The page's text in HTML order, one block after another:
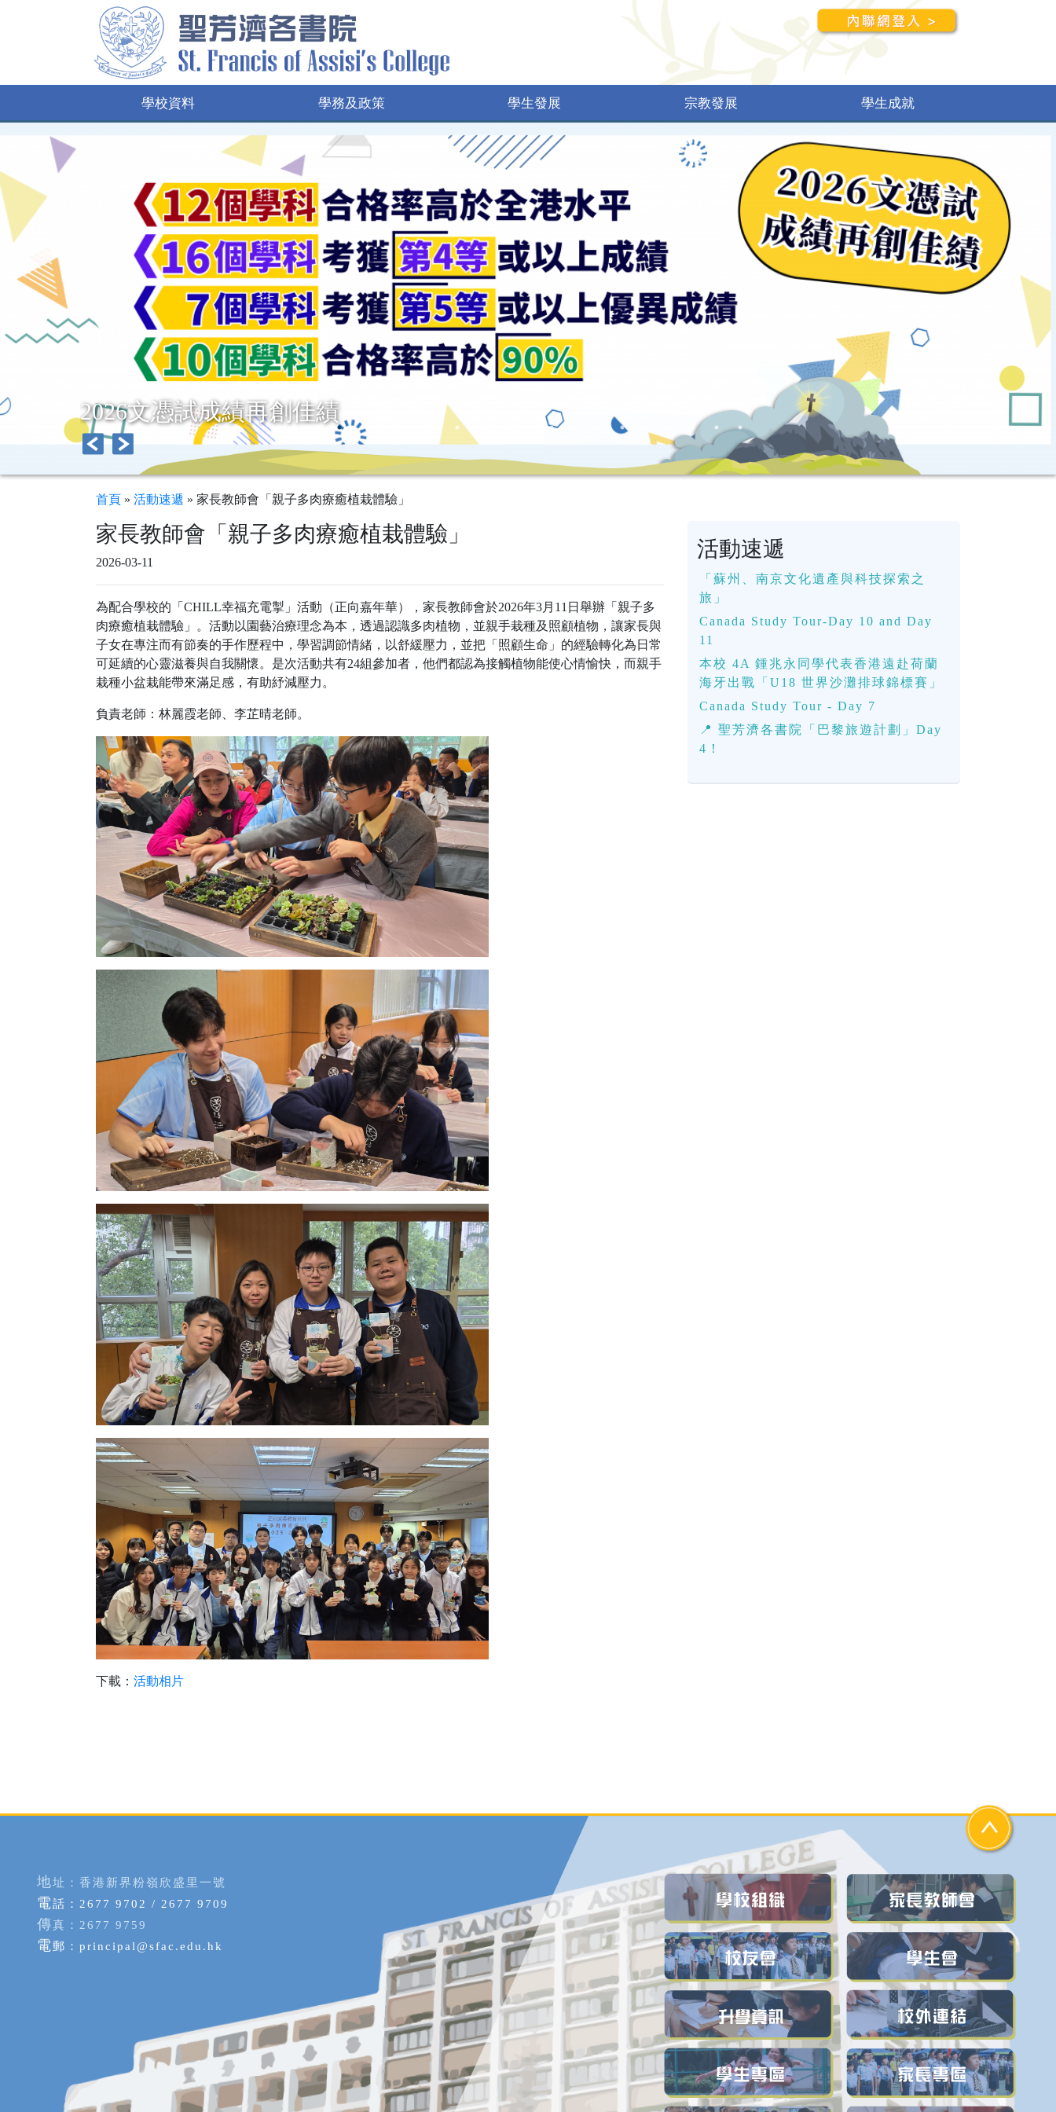
學校資料 學務及政策 學生發展 宗教發展 學生成就
2026文憑試成績再創佳績
首頁 » 活動速遞 » 家長教師會「親子多肉療癒植栽體驗」
家長教師會「親子多肉療癒植栽體驗」
2026-03-11
為配合學校的「CHILL幸福充電掣」活動（正向嘉年華），家長教師會於2026年3月11日舉辦「親子多
肉療癒植栽體驗」。活動以園藝治療理念為本，透過認識多肉植物，並親手栽種及照顧植物，讓家長與
子女在專注而有節奏的手作歷程中，學習調節情緒，以舒緩壓力，並把「照顧生命」的經驗轉化為日常
可延續的心靈滋養與自我關懷。是次活動共有24組參加者，他們都認為接觸植物能使心情愉快，而親手
栽種小盆栽能帶來滿足感，有助紓減壓力。
負責老師：林麗霞老師、李芷晴老師。
下載： 活動相片
活動速遞
「蘇州、南京文化遺產與科技探索之
旅」
Canada Study Tour-Day 10 and Day
11
本校 4A 鍾兆永同學代表香港遠赴荷蘭
海牙出戰「U18 世界沙灘排球錦標賽」
Canada Study Tour - Day 7
📍 聖芳濟各書院「巴黎旅遊計劃」Day
4！
地址：香港新界粉嶺欣盛里一號
電話：2677 9702 / 2677 9709
傳真：2677 9759
電郵： principal@sfac.edu.hk